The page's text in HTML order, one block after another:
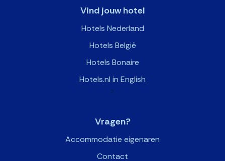
Vind jouw hotel
Hotels Nederland
Hotels België
Hotels Bonaire
Hotels.nl in English
>
Vragen?
Accommodatie eigenaren
Contact